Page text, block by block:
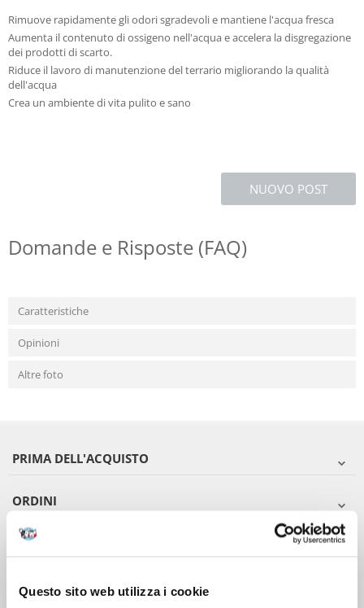
Questo sito web utilizza i cookie
Rimuove rapidamente gli odori sgradevoli e mantiene l'acqua fresca
Aumenta il contenuto di ossigeno nell'acqua e accelera la disgregazione
dei prodotti di scarto.
Riduce il lavoro di manutenzione del terrario migliorando la qualità
dell'acqua
Crea un ambiente di vita pulito e sano
NUOVO POST
Domande e Risposte (FAQ)
Caratteristiche
Opinioni
Altre foto
PRIMA DELL'ACQUISTO
ORDINI
DOPO L'ACQUISTO
VIENI A CONOSCERCI